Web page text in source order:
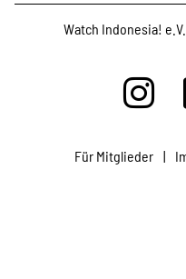
Watch Indonesia!
Für Mitglieder |